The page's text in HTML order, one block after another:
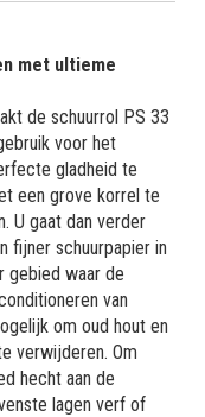
met ultieme
de schuurrol PS 33
voor het
gladheid te
een grove korrel te
U gaat dan verder
fijner schuurpapier in
gebied waar de
van
om oud hout en
verwijderen. Om
hecht aan de
lagen verf of